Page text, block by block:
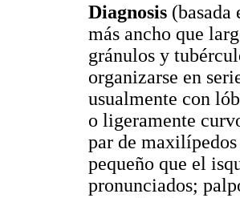
Diagnosis
más ancho que
gránulos y
organizarse en
usualmente con
o ligeramente
par de
pequeño que el
pronunciados;